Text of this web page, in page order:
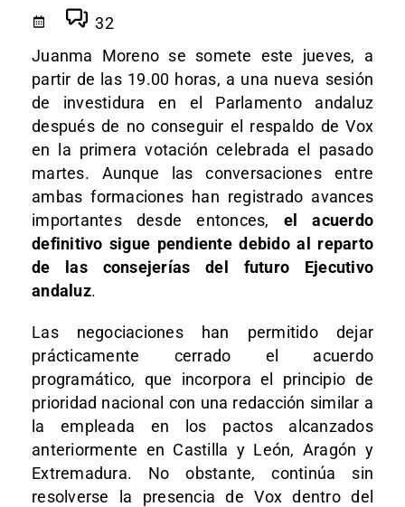
32
Juanma Moreno se somete este jueves, a
partir de las 19.00 horas, a una nueva sesión
de investidura en el Parlamento andaluz
después de no conseguir el respaldo de Vox
en la primera votación celebrada el pasado
martes. Aunque las conversaciones entre
ambas formaciones han registrado avances
importantes desde entonces, el acuerdo
definitivo sigue pendiente debido al reparto
de las consejerías del futuro Ejecutivo
andaluz.
Las negociaciones han permitido dejar
prácticamente cerrado el acuerdo
programático, que incorpora el principio de
prioridad nacional con una redacción similar a
la empleada en los pactos alcanzados
anteriormente en Castilla y León, Aragón y
Extremadura. No obstante, continúa sin
resolverse la presencia de Vox dentro del